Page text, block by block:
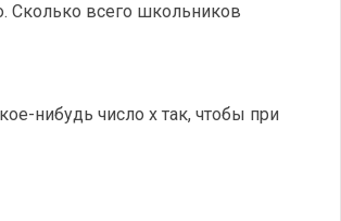
Сколько всего школьников
нибудь число x так, чтобы при